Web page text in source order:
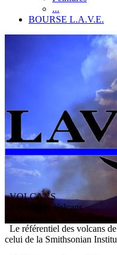
...
BOURSE L.A.V.E.
VOLCANS
/ Référentiel Volcans
ssociation V
Le référentiel des volcans
celui de la Smithsonian